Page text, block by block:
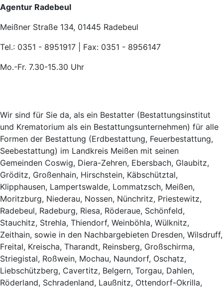
Agentur Radebeul
Meißner Straße 134, 01445 Radebeul
Tel.: 0351 - 8951917 | Fax: 0351 - 8956147
Mo.-Fr. 7.30-15.30 Uhr
Wir sind für Sie da, als ein Bestatter (Bestattungsinstitut
und Krematorium als ein Bestattungsunternehmen) für alle
Formen der Bestattung (Erdbestattung, Feuerbestattung,
Seebestattung) im Landkreis Meißen mit seinen
Gemeinden Coswig, Diera-Zehren, Ebersbach, Glaubitz,
Gröditz, Großenhain, Hirschstein, Käbschütztal,
Klipphausen, Lampertswalde, Lommatzsch, Meißen,
Moritzburg, Niederau, Nossen, Nünchritz, Priestewitz,
Radebeul, Radeburg, Riesa, Röderaue, Schönfeld,
Stauchitz, Strehla, Thiendorf, Weinböhla, Wülknitz,
Zeithain, sowie in den Nachbargebieten Dresden, Wilsdruff,
Freital, Kreischa, Tharandt, Reinsberg, Großschirma,
Striegistal, Roßwein, Mochau, Naundorf, Oschatz,
Liebschützberg, Cavertitz, Belgern, Torgau, Dahlen,
Röderland, Schradenland, Laußnitz, Ottendorf-Okrilla,